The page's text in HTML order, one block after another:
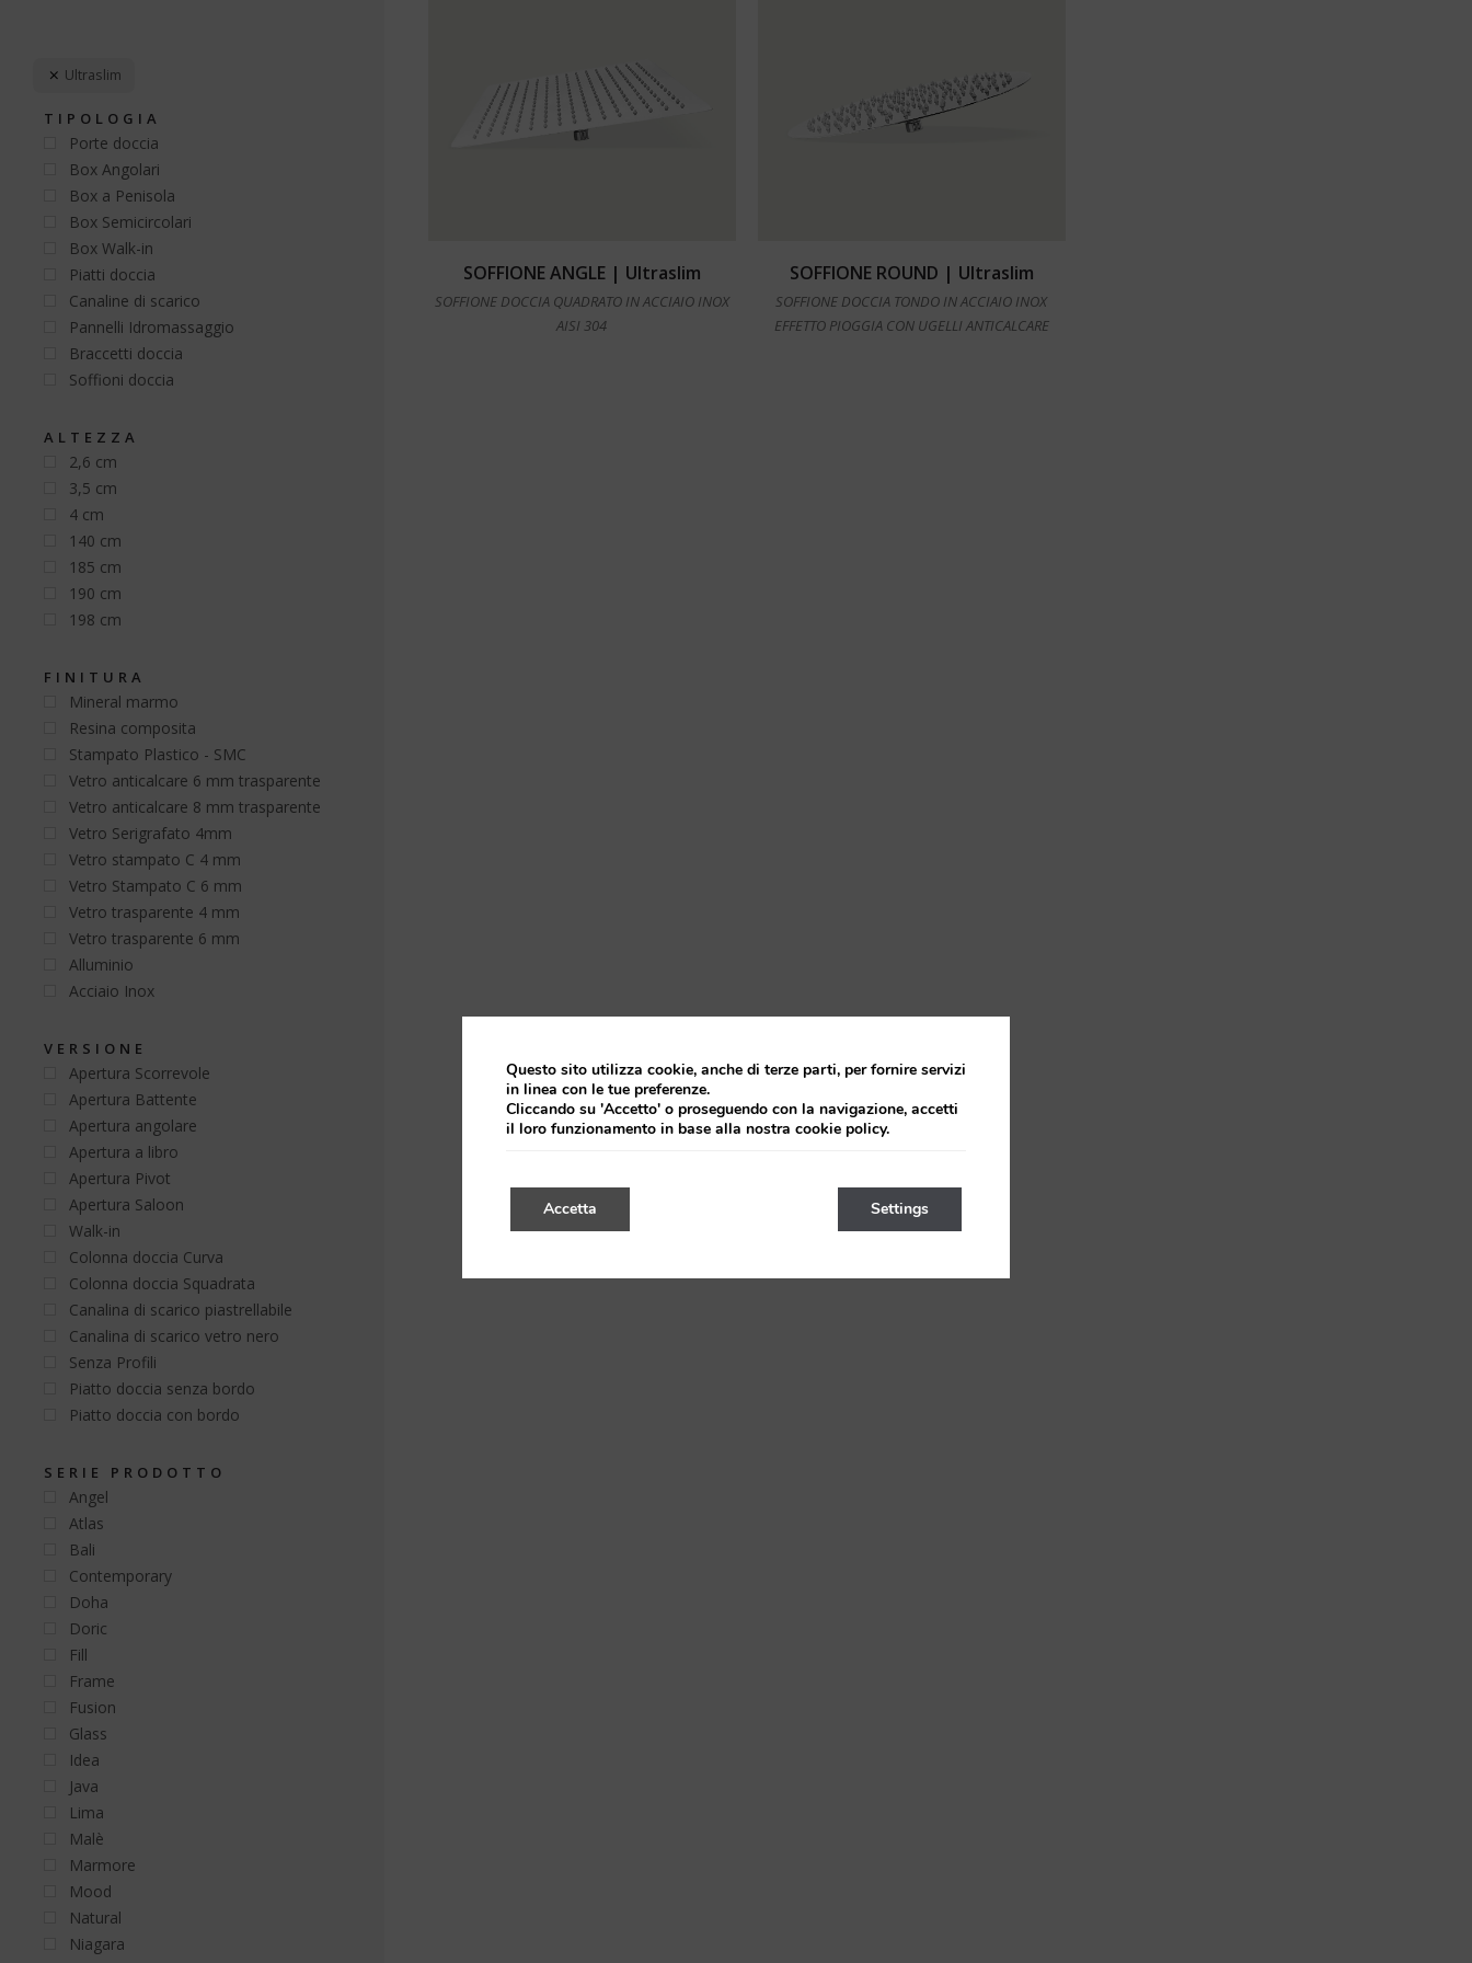
Leggi tutto
SOFFIONE ANGLE | Ultraslim
SOFFIONE DOCCIA QUADRATO IN ACCIAIO INOX
AISI 304
Leggi tutto
SOFFIONE ROUND | Ultraslim
SOFFIONE DOCCIA TONDO IN ACCIAIO INOX
EFFETTO PIOGGIA CON UGELLI ANTICALCARE
Ultraslim
TIPOLOGIA
Porte doccia
Box Angolari
Box a Penisola
Box Semicircolari
Box Walk-in
Piatti doccia
Canaline di scarico
Pannelli Idromassaggio
Braccetti doccia
Soffioni doccia
ALTEZZA
2,6 cm
3,5 cm
4 cm
140 cm
185 cm
190 cm
198 cm
FINITURA
Mineral marmo
Resina composita
Stampato Plastico - SMC
Vetro anticalcare 6 mm trasparente
Vetro anticalcare 8 mm trasparente
Vetro Serigrafato 4mm
Vetro stampato C 4 mm
Vetro Stampato C 6 mm
Vetro trasparente 4 mm
Vetro trasparente 6 mm
Alluminio
Acciaio Inox
VERSIONE
Apertura Scorrevole
Apertura Battente
Apertura angolare
Apertura a libro
Apertura Pivot
Apertura Saloon
Walk-in
Colonna doccia Curva
Colonna doccia Squadrata
Canalina di scarico piastrellabile
Canalina di scarico vetro nero
Senza Profili
Piatto doccia senza bordo
Piatto doccia con bordo
SERIE PRODOTTO
Angel
Atlas
Bali
Contemporary
Doha
Doric
Fill
Frame
Fusion
Glass
Idea
Java
Lima
Malè
Marmore
Mood
Natural
Niagara
Questo sito utilizza cookie, anche di terze parti, per fornire servizi
in linea con le tue preferenze.
Cliccando su 'Accetto' o proseguendo con la navigazione, accetti
il loro funzionamento in base alla nostra cookie policy.
Accetta Settings